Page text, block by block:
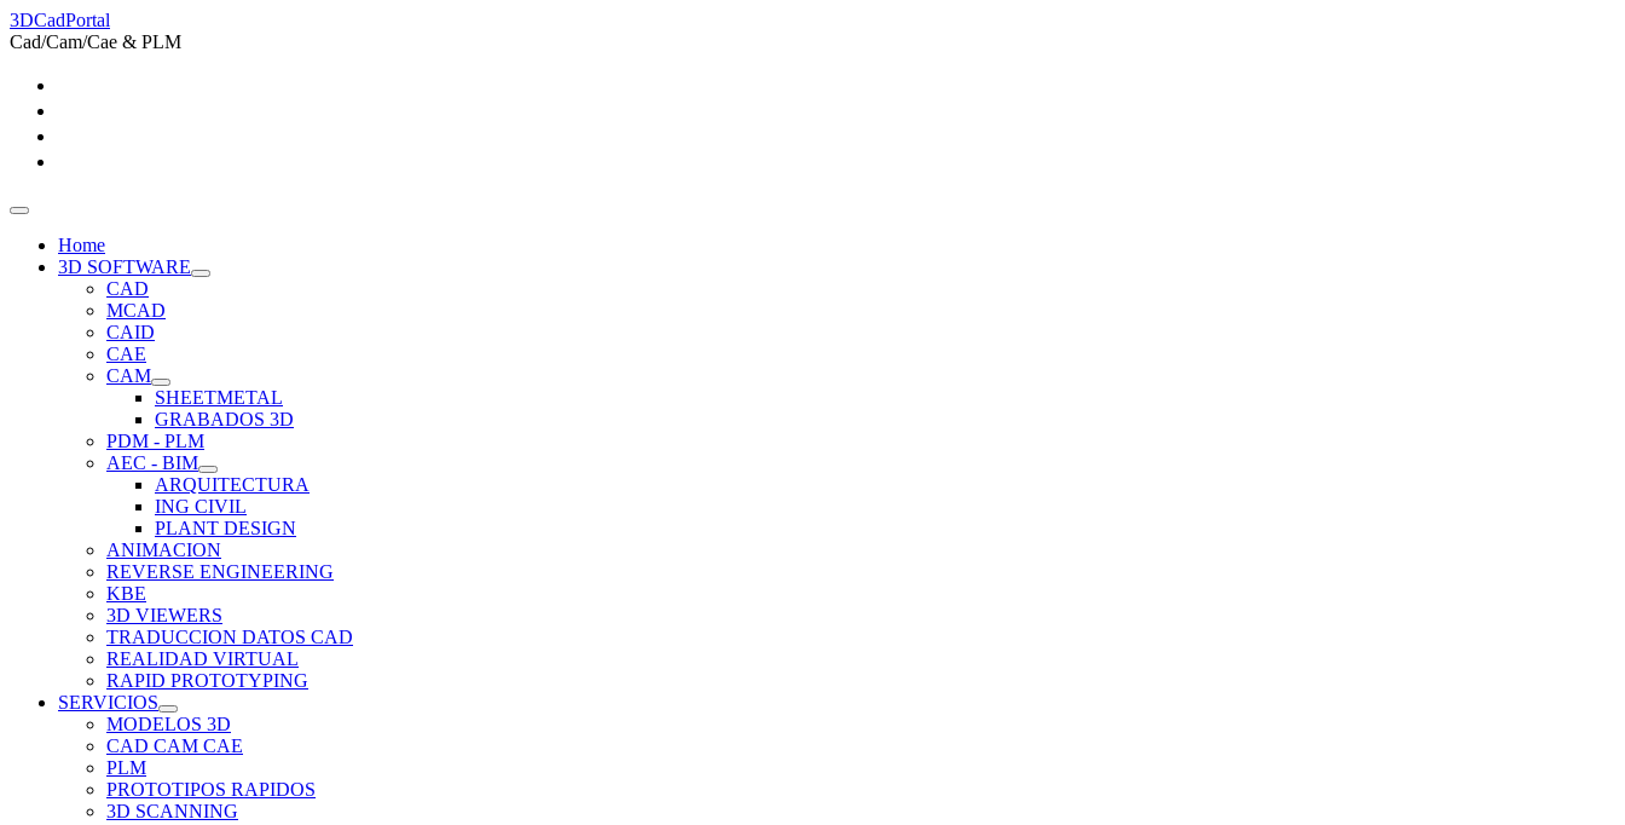
3DCadPortal
Cad/Cam/Cae & PLM
Home
3D SOFTWARE
CAD
MCAD
CAID
CAE
CAM
SHEETMETAL
GRABADOS 3D
PDM - PLM
AEC - BIM
ARQUITECTURA
ING CIVIL
PLANT DESIGN
ANIMACION
REVERSE ENGINEERING
KBE
3D VIEWERS
TRADUCCION DATOS CAD
REALIDAD VIRTUAL
RAPID PROTOTYPING
SERVICIOS
MODELOS 3D
CAD CAM CAE
PLM
PROTOTIPOS RAPIDOS
3D SCANNING